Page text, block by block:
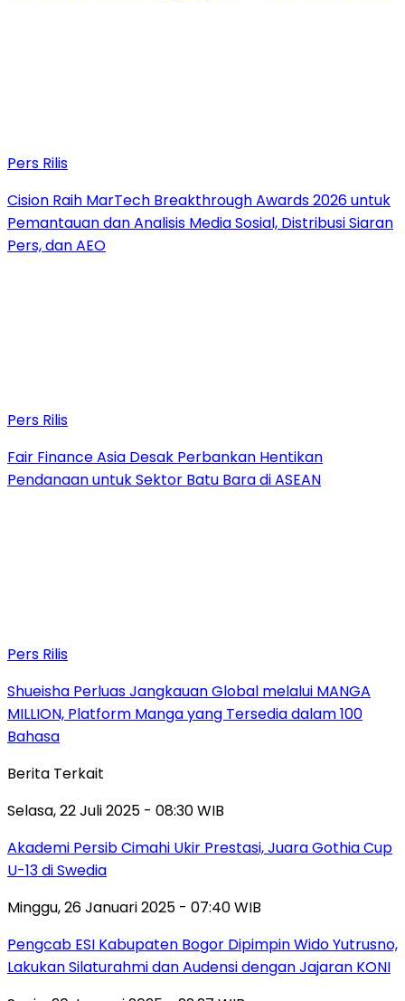
Pers Rilis
Cision Raih MarTech Breakthrough Awards 2026 untuk
Pemantauan dan Analisis Media Sosial, Distribusi Siaran
Pers, dan AEO
Pers Rilis
Fair Finance Asia Desak Perbankan Hentikan
Pendanaan untuk Sektor Batu Bara di ASEAN
Pers Rilis
Shueisha Perluas Jangkauan Global melalui MANGA
MILLION, Platform Manga yang Tersedia dalam 100
Bahasa
Berita Terkait
Selasa, 22 Juli 2025 - 08:30 WIB
Akademi Persib Cimahi Ukir Prestasi, Juara Gothia Cup
U-13 di Swedia
Minggu, 26 Januari 2025 - 07:40 WIB
Pengcab ESI Kabupaten Bogor Dipimpin Wido Yutrusno,
Lakukan Silaturahmi dan Audensi dengan Jajaran KONI